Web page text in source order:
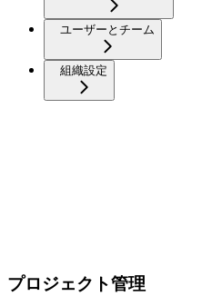
ユーザーとチーム
組織設定
プロジェクト管理